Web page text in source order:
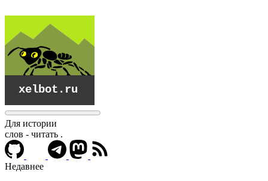
Для истории
слов - читать .
Недавнее